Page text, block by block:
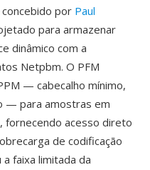
por Paul
para armazenar
dinâmico com a
Netpbm. O PFM
— cabecalho mínimo,
— para amostras em
fornecendo acesso direto
de codificação
faixa limitada da